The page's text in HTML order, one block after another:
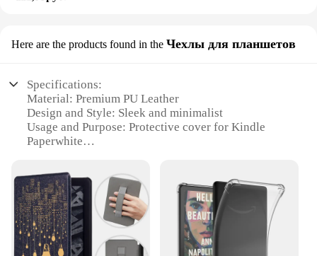
Here are the products found in the Чехлы для планшетов
Specifications:
Material: Premium PU Leather
Design and Style: Sleek and minimalist
Usage and Purpose: Protective cover for Kindle
Paperwhite
outdoor activities
Shape or Size: Perfectly tailored to fit the Kindle
Paperwhite
Performance and Property: Durable and lightweight
Features: